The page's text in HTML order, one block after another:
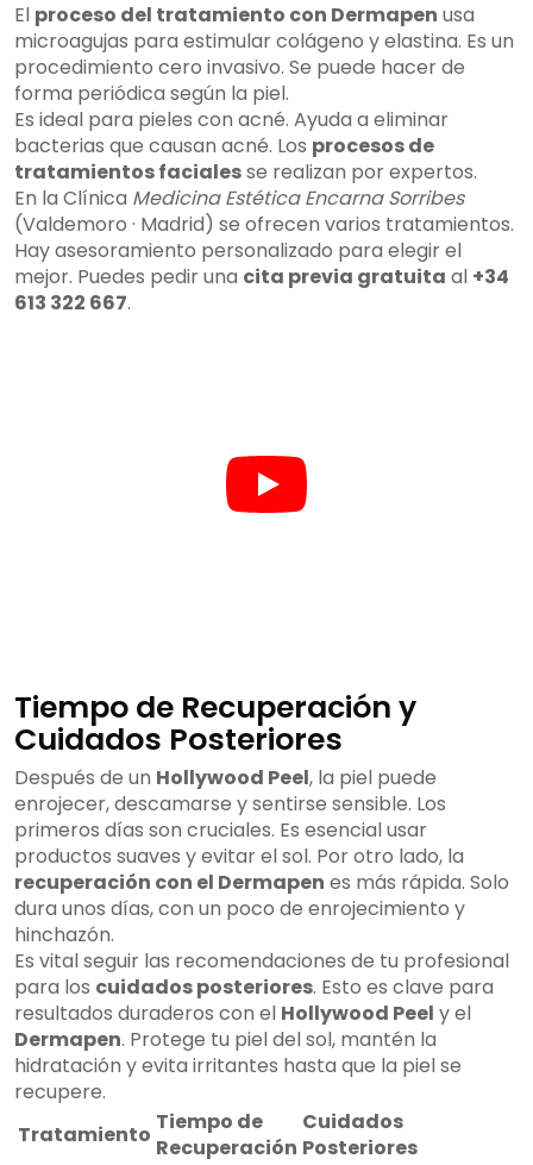
El proceso del tratamiento con Dermapen usa
microagujas para estimular colágeno y elastina. Es un
procedimiento cero invasivo. Se puede hacer de
forma periódica según la piel.
Es ideal para pieles con acné. Ayuda a eliminar
bacterias que causan acné. Los procesos de
tratamientos facialesse realizan por expertos.
En la Clínica Medicina Estética Encarna Sorribes
(Valdemoro · Madrid) se ofrecen varios tratamientos.
Hay asesoramiento personalizado para elegir el
mejor. Puedes pedir una cita previa gratuita al +34
613 322 667.
Tiempo de Recuperación y
Cuidados Posteriores
Después de un Hollywood Peel, la piel puede
enrojecer, descamarse y sentirse sensible. Los
primeros días son cruciales. Es esencial usar
productos suaves y evitar el sol. Por otro lado, la
recuperación con el Dermapen es más rápida. Solo
dura unos días, con un poco de enrojecimiento y
hinchazón.
Es vital seguir las recomendaciones de tu profesional
para los cuidados posteriores. Esto es clave para
resultados duraderos con el Hollywood Peel y el
Dermapen. Protege tu piel del sol, mantén la
hidratación y evita irritantes hasta que la piel se
recupere.
Tratamiento Tiempo de
Recuperación
Cuidados
Posteriores